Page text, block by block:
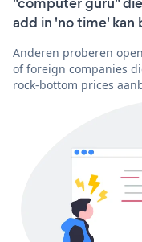
add in 'no time' kan
Anderen proberen
of foreign companies
rock-bottom prices